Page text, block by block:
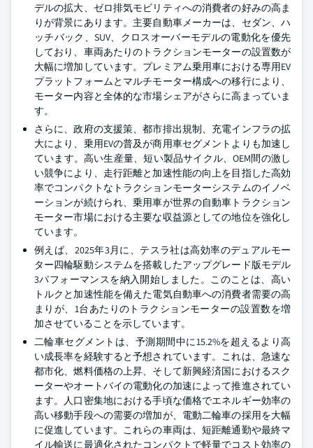
デルの拡大、ゼロ排気モビリティへの消費者の好みの高ま
りが背景にあります。主要自動車メーカーは、セダン、ハ
ッチバック、SUV、クロスオーバーモデルの電動化を優先
しており、車両あたりのトラクションモーターの設置数が
大幅に増加しています。プレミアム乗用車における専用EV
プラットフォームとマルチモーター構成への移行により、
モーター内容と全体的な市場シェアがさらに高まっていま
す。
さらに、政府の支援策、都市排出規制、充電インフラの拡
大により、乗用EVの普及が商用車セグメントよりも加速し
ています。高い生産量、短い製品サイクル、OEM間の激し
い競争により、走行距離と加速性能の向上を目指した高効
率でコンパクトなトラクションモーターシステムのイノベ
ーションが続けられ、乗用車が世界の自動車トラクション
モーター市場における主要な収益源としての地位を強化し
ています。
例えば、2025年3月に、テスラ社は高効率のデュアルモー
ター四輪駆動システムを搭載したアップグレード版モデル
3パフォーマンスを納入開始しました。このことは、高い
トルクと加速性能を備えた電気自動車への消費者需要の高
まりが、1台あたりのトラクションモーターの設置数を増
加させていることを示しています。
二輪車セグメントは、予測期間中に15.2%を超えるより高
い成長率を経験すると予想されています。これは、急速な
都市化、燃料価格の上昇、そして新興経済国におけるスク
ーターやオートバイの電動化の加速によって推進されてい
ます。人口密集地における手頃な価格でエネルギー効率の
高い移動手段への需要の増加が、電動二輪車の採用を大幅
に促進しています。これらの車両は、短距離通勤や最終マ
イル輸送に最適化されたコンパクトで軽量でコスト効率の